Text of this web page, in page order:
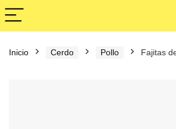
Inicio Cerdo Pollo Fajitas